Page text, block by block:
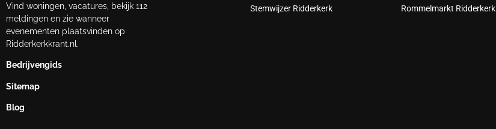
Vind woningen, vacatures, bekijk 112
meldingen en zie wanneer
evenementen plaatsvinden op
Ridderkerkkrant.nl.
Bedrijvengids
Sitemap
Blog
Stemwijzer Ridderkerk Rommelmarkt Ridderkerk